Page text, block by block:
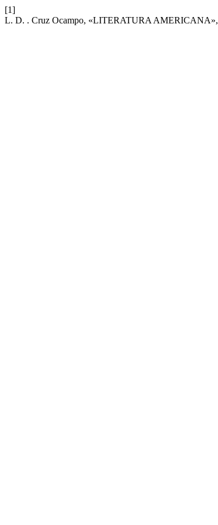
[1]
L. D. . Cruz Ocampo, «LITERATURA AMERICANA»,